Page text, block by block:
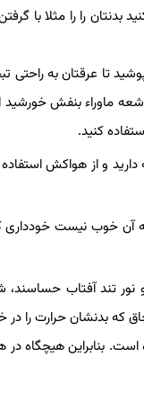
را را مثلا با
تا عرقتان به راحتی
ماوراء بنفش
کنید.
دارید و از هواکش
آن خوب نیست خودداری
که بدنشان حرارت را
بنابراین هیچگاه